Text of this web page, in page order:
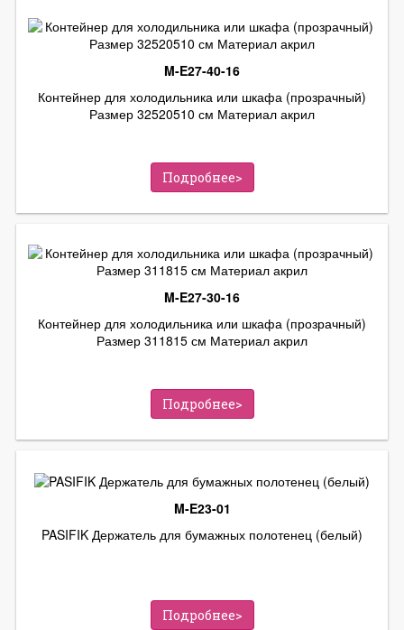
M-E27-40-16
Контейнер для холодильника или шкафа (прозрачный)
Размер 32520510 см Материал акрил
Подробнее>
M-E27-30-16
Контейнер для холодильника или шкафа (прозрачный)
Размер 311815 см Материал акрил
Подробнее>
M-E23-01
PASIFIK Держатель для бумажных полотенец (белый)
Подробнее>